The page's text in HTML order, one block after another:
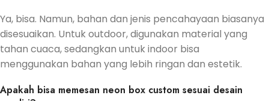
Ya, bisa. Namun, bahan dan jenis pencahayaan biasanya
disesuaikan. Untuk outdoor, digunakan material yang
tahan cuaca, sedangkan untuk indoor bisa
menggunakan bahan yang lebih ringan dan estetik.
Apakah bisa memesan neon box custom sesuai desain